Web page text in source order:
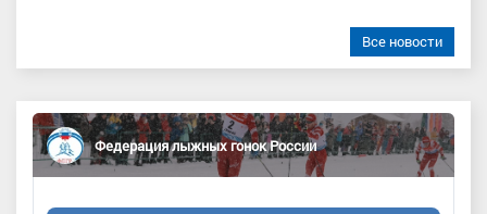
Все новости
Федерация лыжных гонок России